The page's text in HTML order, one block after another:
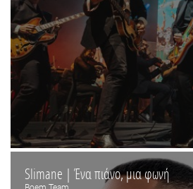
Slimane | Ένα πιάνο, μια φωνή